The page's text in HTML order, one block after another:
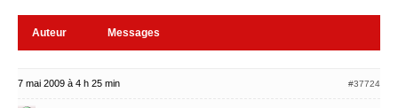
Auteur Messages
7 mai 2009 à 4 h 25 min #37724